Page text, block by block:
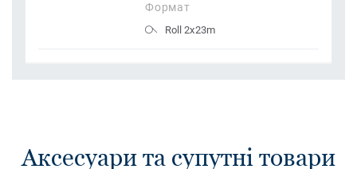
Формат
Roll 2x23m
Аксесуари та супутні товари